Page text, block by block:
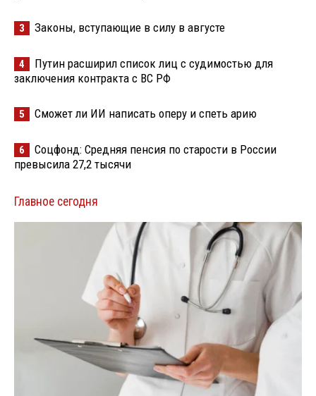
3 Законы, вступающие в силу в августе
4
Путин расширил список лиц с судимостью для
заключения контракта с ВС РФ
5 Сможет ли ИИ написать оперу и спеть арию
6
Соцфонд: Средняя пенсия по старости в России
превысила 27,2 тысячи
Главное сегодня